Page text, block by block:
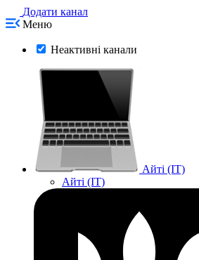
Додати канал
Меню
Неактивні канали
Айті (IT)
Айті (IT)